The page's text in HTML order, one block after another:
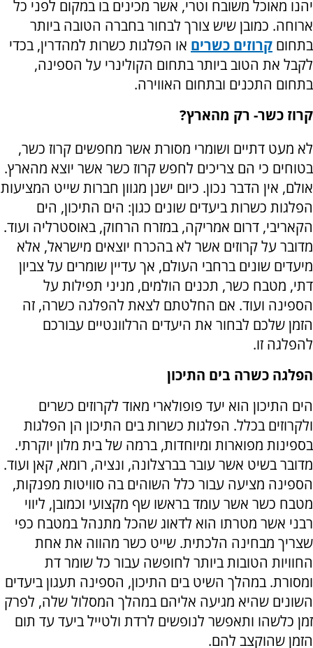
יהנו מאוכל משובח וטרי, אשר מכינים בו במקום לפני כל
ארוחה. כמובן שיש צורך לבחור בחברה הטובה ביותר
בתחום קרוזים כשרים או הפלגות כשרות למהדרין, בכדי
לקבל את הטוב ביותר בתחום הקולינרי על הספינה,
בתחום התכנים ובתחום האווירה.
קרוז כשר- רק מהארץ?
לא מעט דתיים ושומרי מסורת אשר מחפשים קרוז כשר,
בטוחים כי הם צריכים לחפש קרוז כשר אשר יוצא מהארץ.
אולם, אין הדבר נכון. כיום ישנן מגוון חברות שייט המציעות
הפלגות כשרות ביעדים שונים כגון: הים התיכון, הים
הקאריבי, דרום אמריקה, במזרח הרחוק, באוסטרליה ועוד.
מדובר על קרוזים אשר לא בהכרח יוצאים מישראל, אלא
מיעדים שונים ברחבי העולם, אך עדיין שומרים על צביון
דתי, מטבח כשר, תכנים הולמים, מניני תפילות על
הספינה ועוד. אם החלטתם לצאת להפלגה כשרה, זה
הזמן שלכם לבחור את היעדים הרלוונטיים עבורכם
להפלגה זו.
הפלגה כשרה בים התיכון
הים התיכון הוא יעד פופולארי מאוד לקרוזים כשרים
ולקרוזים בכלל. הפלגות כשרות בים התיכון הן הפלגות
בספינות מפוארות ומיוחדות, ברמה של בית מלון יוקרתי.
מדובר בשיט אשר עובר בברצלונה, ונציה, רומא, קאן ועוד.
הספינה מציעה עבור כלל השוהים בה סוויטות מפנקות,
מטבח כשר אשר עומד בראשו שף מקצועי וכמובן, ליווי
רבני אשר מטרתו הוא לדאוג שהכל מתנהל במטבח כפי
שצריך מבחינה הלכתית. שייט כשר מהווה את אחת
החוויות הטובות ביותר לחופשה עבור כל שומר דת
ומסורת. במהלך השיט בים התיכון, הספינה תעגון ביעדים
השונים שהיא מגיעה אליהם במהלך המסלול שלה, לפרק
זמן כלשהו ותאפשר לנופשים לרדת ולטייל ביעד עד תום
הזמן שהוקצב להם.